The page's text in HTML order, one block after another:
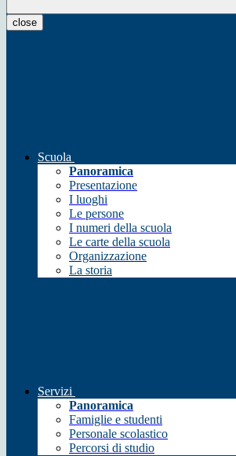
close
Scuola
Panoramica
Presentazione
I luoghi
Le persone
I numeri della scuola
Le carte della scuola
Organizzazione
La storia
Servizi
Panoramica
Famiglie e studenti
Personale scolastico
Percorsi di studio